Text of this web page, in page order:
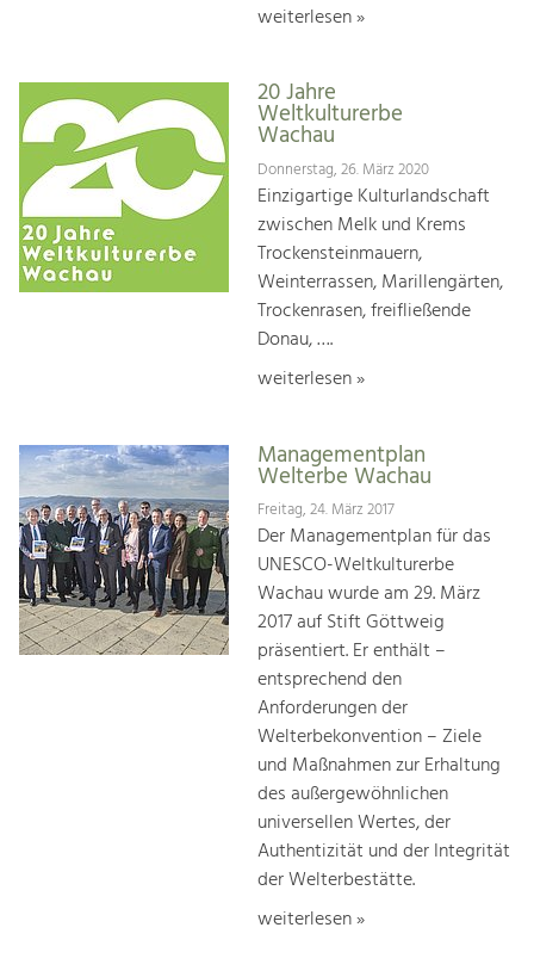
weiterlesen »
20 Jahre
Weltkulturerbe
Wachau
Donnerstag, 26. März 2020
Einzigartige Kulturlandschaft
zwischen Melk und Krems
Trockensteinmauern,
Weinterrassen, Marillengärten,
Trockenrasen, freifließende
Donau, ….
weiterlesen »
Managementplan
Welterbe Wachau
Freitag, 24. März 2017
Der Managementplan für das
UNESCO-Weltkulturerbe
Wachau wurde am 29. März
2017 auf Stift Göttweig
präsentiert. Er enthält –
entsprechend den
Anforderungen der
Welterbekonvention – Ziele
und Maßnahmen zur Erhaltung
des außergewöhnlichen
universellen Wertes, der
Authentizität und der Integrität
der Welterbestätte.
weiterlesen »